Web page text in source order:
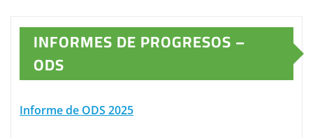
INFORMES DE PROGRESOS –
ODS
Informe de ODS 2025